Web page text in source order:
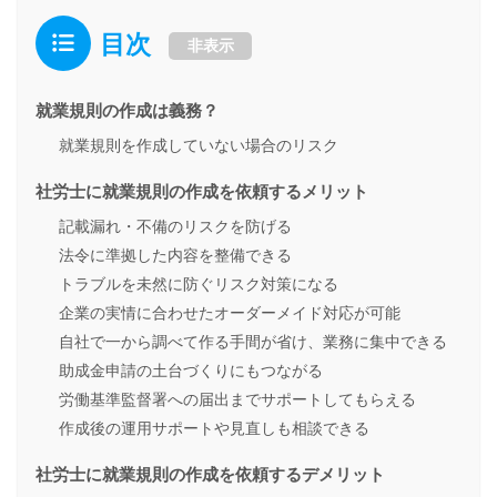
目次 非表示
就業規則の作成は義務？
就業規則を作成していない場合のリスク
社労士に就業規則の作成を依頼するメリット
記載漏れ・不備のリスクを防げる
法令に準拠した内容を整備できる
トラブルを未然に防ぐリスク対策になる
企業の実情に合わせたオーダーメイド対応が可能
自社で一から調べて作る手間が省け、業務に集中できる
助成金申請の土台づくりにもつながる
労働基準監督署への届出までサポートしてもらえる
作成後の運用サポートや見直しも相談できる
社労士に就業規則の作成を依頼するデメリット